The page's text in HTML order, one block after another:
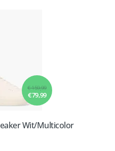
€ 159,99
€ 79,99
Wit/Multicolor